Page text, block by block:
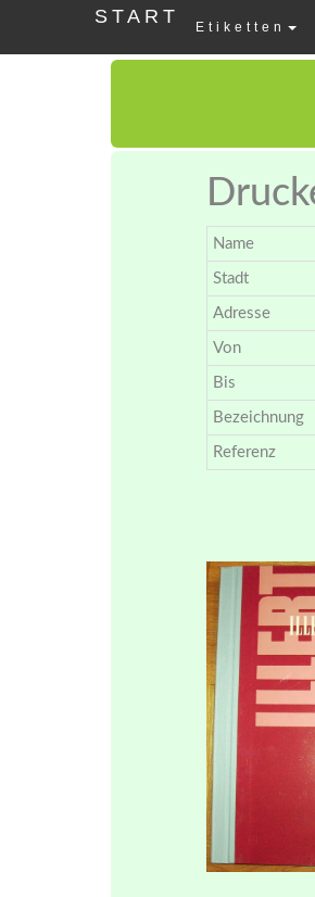
START Etiketten
Name
Stadt
Adresse
Von
Bis
Bezeichnung
Referenz